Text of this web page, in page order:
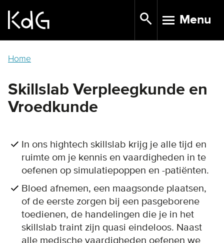
main
TOGGLE
Menu
Home
Skillslab Verpleegkunde en
Vroedkunde
In ons hightech skillslab krijg je alle tijd en
ruimte om je kennis en vaardigheden in te
oefenen op simulatiepoppen en -patiënten.
Bloed afnemen, een maagsonde plaatsen,
of de eerste zorgen bij een pasgeborene
toedienen, de handelingen die je in het
skillslab traint zijn quasi eindeloos. Naast
alle medische vaardigheden oefenen we